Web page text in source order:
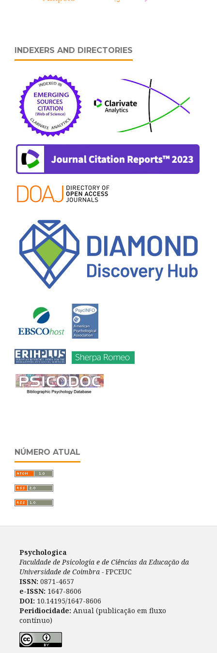
INDEXERS AND DIRECTORIES
NÚMERO ATUAL
Psychologica
Faculdade de Psicologia e de Ciências da Educação da
Universidade de Coimbra - FPCEUC
ISSN: 0871-4657
e-ISSN: 1647-8606
DOI: 10.14195/1647-8606
Peridiocidade: Anual (publicação em fluxo
contínuo)